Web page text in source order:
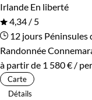
Irlande En liberté
4,34 / 5
12 jours Péninsules
Randonnée
à partir de 1 580 € /
Carte
Détails